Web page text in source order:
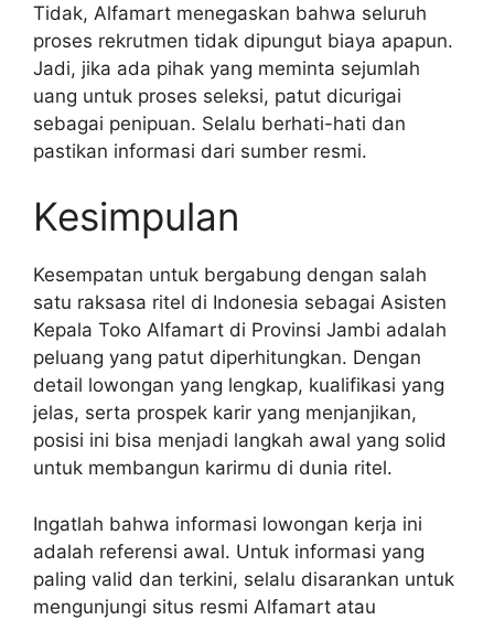
Tidak, Alfamart menegaskan bahwa seluruh
proses rekrutmen tidak dipungut biaya apapun.
Jadi, jika ada pihak yang meminta sejumlah
uang untuk proses seleksi, patut dicurigai
sebagai penipuan. Selalu berhati-hati dan
pastikan informasi dari sumber resmi.
Kesimpulan
Kesempatan untuk bergabung dengan salah
satu raksasa ritel di Indonesia sebagai Asisten
Kepala Toko Alfamart di Provinsi Jambi adalah
peluang yang patut diperhitungkan. Dengan
detail lowongan yang lengkap, kualifikasi yang
jelas, serta prospek karir yang menjanjikan,
posisi ini bisa menjadi langkah awal yang solid
untuk membangun karirmu di dunia ritel.
Ingatlah bahwa informasi lowongan kerja ini
adalah referensi awal. Untuk informasi yang
paling valid dan terkini, selalu disarankan untuk
mengunjungi situs resmi Alfamart atau